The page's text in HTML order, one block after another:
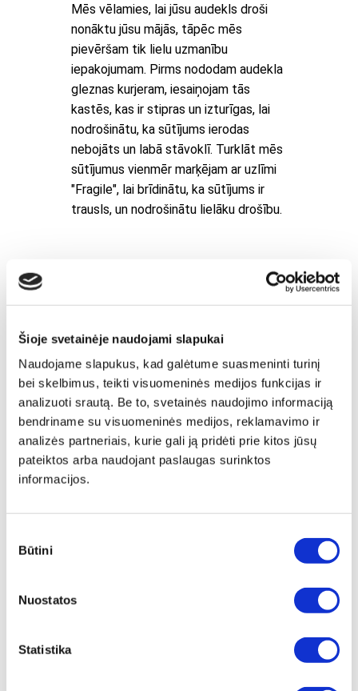
Šioje svetainėje naudojami slapukai
Naudojame slapukus, kad galėtume suasmeninti turinį
bei skelbimus, teikti visuomeninės medijos funkcijas ir
analizuoti srautą. Be to, svetainės naudojimo informaciją
bendriname su visuomeninės medijos, reklamavimo ir
analizės partneriais, kurie gali ją pridėti prie kitos jūsų
pateiktos arba naudojant paslaugas surinktos
informacijos.
pasirinkimas
Būtini
Nuostatos
Statistika
Mēs vēlamies, lai jūsu audekls droši
nonāktu jūsu mājās, tāpēc mēs
pievēršam tik lielu uzmanību
iepakojumam. Pirms nododam audekla
gleznas kurjeram, iesaiņojam tās
kastēs, kas ir stipras un izturīgas, lai
nodrošinātu, ka sūtījums ierodas
nebojāts un labā stāvoklī. Turklāt mēs
sūtījumus vienmēr marķējam ar uzlīmi
"Fragile", lai brīdinātu, ka sūtījums ir
trausls, un nodrošinātu lielāku drošību.
Papildu ierāmēšana